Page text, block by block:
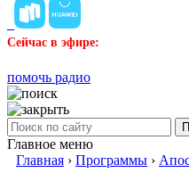
Сейчас в эфире:
помочь радио
Главное меню
Главная › Программы ›